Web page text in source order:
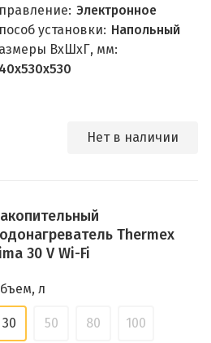
Электронное
установки: Напольный
ВхШхГ, мм:
Нет в наличии
Thermex
30 V Wi-Fi
л
30 50 80 100